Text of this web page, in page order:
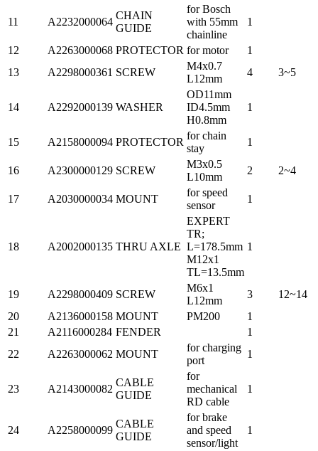
11 A2232000064
CHAIN
GUIDE
for Bosch
with 55mm
chainline
1
12 A2263000068 PROTECTOR for motor
1
13
A2298000361 SCREW
M4x0.7
L12mm
4 3~5
14 A2292000139 WASHER
OD11mm
ID4.5mm
H0.8mm
1
15 A2158000094 PROTECTOR
for chain
stay
1
16 A2300000129 SCREW
M3x0.5
L10mm
2 2~4
17 A2030000034 MOUNT
for speed
sensor
1
18 A2002000135 THRU AXLE
EXPERT
TR;
L=178.5mm
M12x1
TL=13.5mm
1
19 A2298000409 SCREW
M6x1
L12mm
3
12~14
20
A2136000158 MOUNT PM200
1
21
A2116000284 FENDER
1
22
A2263000062 MOUNT
for charging
port
1
23 A2143000082
CABLE
GUIDE
for
mechanical
RD cable
1
24 A2258000099
CABLE
GUIDE
for brake
and speed
sensor/light
1